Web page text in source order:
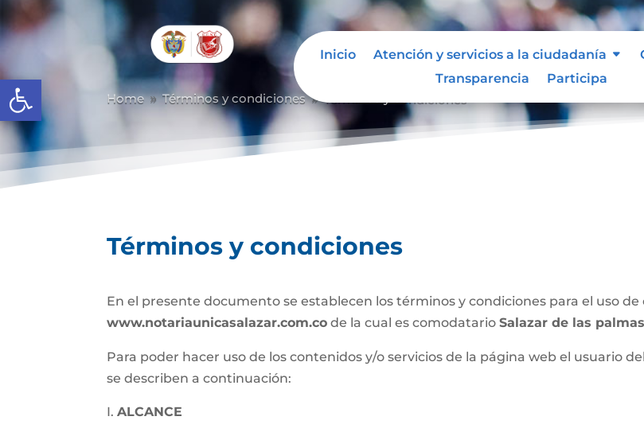
Abrir barra de herramientas
Inicio Atención y servicios a la ciudadanía
Transparencia
Participa
Home 9 Términos y condiciones 9
Términos y condiciones
En el presente documento se establecen los términos y condiciones para el uso
www.notariaunicasalazar.com.co de la cual es comodatarioSalazar de las
Para poder hacer uso de los contenidos y/o servicios de la página web el usuario
se describen a continuación:
ALCANCE